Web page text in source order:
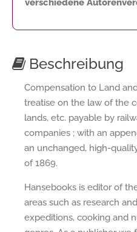
verschiedene
Beschreibung
Compensation to Land
treatise on the law of the
lands, etc. payable by
companies ; with an
an unchanged, high-
of 1869.
Hansebooks is editor of
areas such as research
expeditions, cooking and